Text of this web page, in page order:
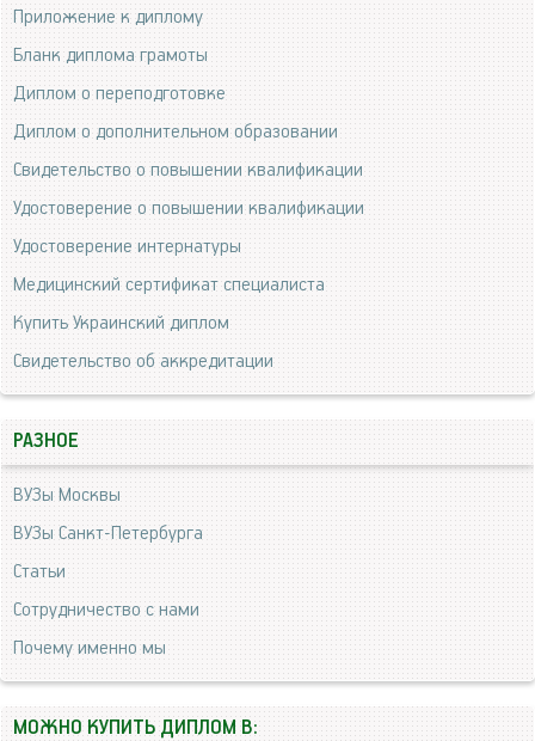
Приложение к диплому
Бланк диплома грамоты
Диплом о переподготовке
Диплом о дополнительном образовании
Свидетельство о повышении квалификации
Удостоверение о повышении квалификации
Удостоверение интернатуры
Медицинский сертификат специалиста
Купить Украинский диплом
Свидетельство об аккредитации
РАЗНОЕ
ВУЗы Москвы
ВУЗы Санкт-Петербурга
Статьи
Сотрудничество с нами
Почему именно мы
МОЖНО КУПИТЬ ДИПЛОМ В: